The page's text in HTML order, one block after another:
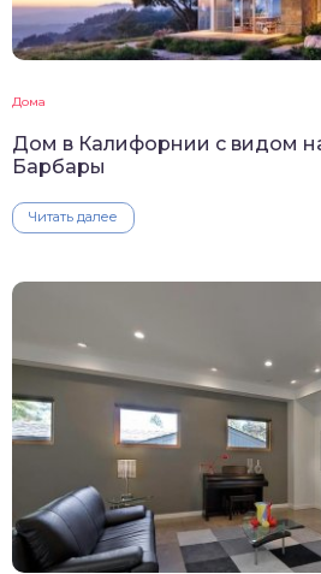
Дома
Дом в Калифорнии с видом
Барбары
Читать далее